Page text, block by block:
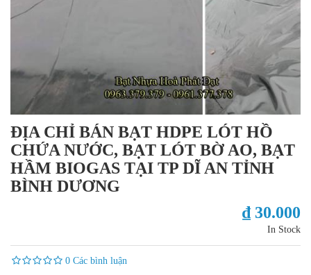
ĐỊA CHỈ BÁN BẠT HDPE LÓT HỒ
CHỨA NƯỚC, BẠT LÓT BỜ AO, BẠT
HẦM BIOGAS TẠI TP DĨ AN TỈNH
BÌNH DƯƠNG
₫ 30.000
In Stock
0 Các bình luận